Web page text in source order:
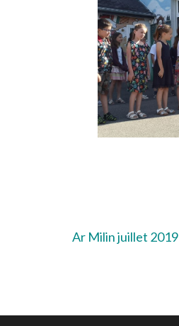
Navigation
Ar Milin juillet 2019